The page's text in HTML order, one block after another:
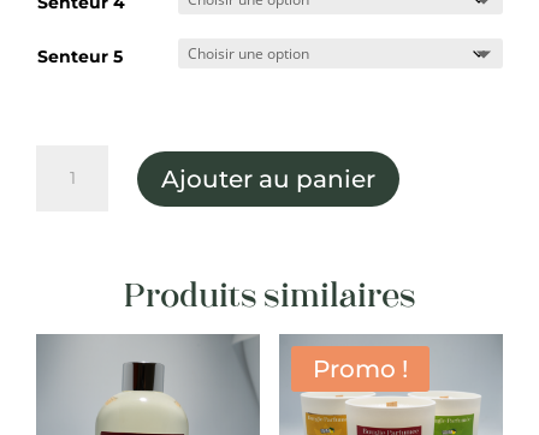
Senteur 5
Ajouter au panier
Produits similaires
Promo !